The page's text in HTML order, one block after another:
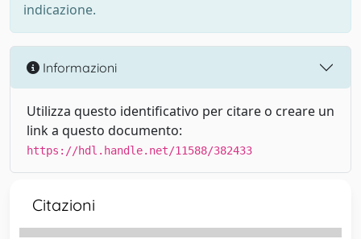
indicazione.
Informazioni
Utilizza questo identificativo per citare o creare un
link a questo documento:
https://hdl.handle.net/11588/382433
Citazioni